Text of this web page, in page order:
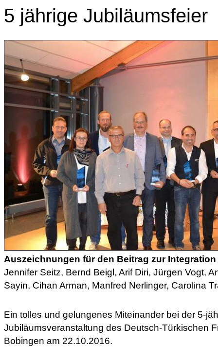
5 jährige Jubiläumsfeier
Auszeichnungen für den Beitrag zur Integration
Jennifer Seitz, Bernd Beigl, Arif Diri, Jürgen Vogt,
Sayin, Cihan Arman, Manfred Nerlinger, Carolina
Ein tolles und gelungenes Miteinander bei der 5-
Jubiläumsveranstaltung des Deutsch-Türkischen
Bobingen am 22.10.2016.